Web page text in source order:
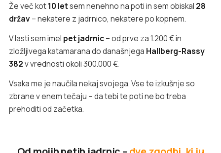
Že več kot10 letsem nenehno na poti in sem obiskal 28
držav– nekatere z jadrnico, nekatere po kopnem.
V lasti sem imel pet jadrnic– od prve za 1.200 € in
zložljivega katamarana do današnjega Hallberg-Rassy
382v vrednosti okoli 300.000 €.
Vsaka me je naučila nekaj svojega. Vse te izkušnje so
zbrane v enem tečaju – da tebi te poti ne bo treba
prehoditi od začetka.